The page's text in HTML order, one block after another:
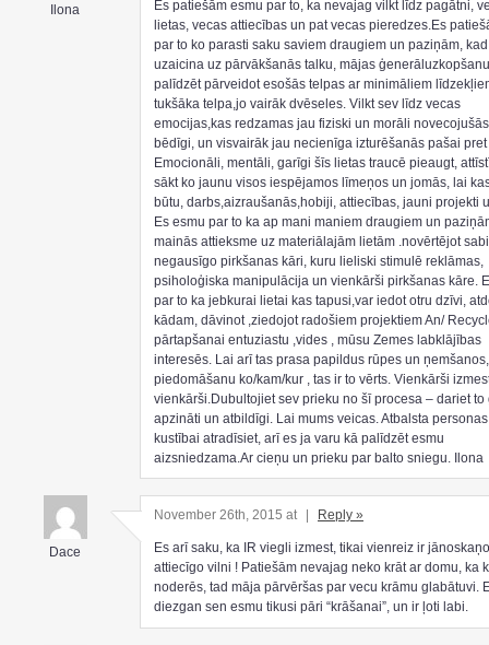
Ilona
Es patiešām esmu par to, ka nevajag vilkt līdz pagātni,
lietas, vecas attiecības un pat vecas pieredzes.Es
par to ko parasti saku saviem draugiem un paziņām,
uzaicina uz pārvākšanās talku, mājas
palīdzēt pārveidot esošās telpas ar minimāliem
tukšāka telpa,jo vairāk dvēseles. Vilkt sev līdz vecas
emocijas,kas redzamas jau fiziski un morāli
bēdīgi, un visvairāk jau necienīga izturēšanās pašai pret
Emocionāli, mentāli, garīgi šīs lietas traucē pieaugt,
sākt ko jaunu visos iespējamos līmeņos un jomās, lai
būtu, darbs,aizraušanās,hobiji, attiecības, jauni projekti
Es esmu par to ka ap mani maniem draugiem un
mainās attieksme uz materiālajām lietām .novērtējot
negausīgo pirkšanas kāri, kuru lieliski stimulē reklāmas,
psiholoģiska manipulācija un vienkārši pirkšanas kāre.
par to ka jebkurai lietai kas tapusi,var iedot otru dzīvi,
kādam, dāvinot ,ziedojot radošiem projektiem An/
pārtapšanai entuziastu ,vides , mūsu Zemes labklājības
interesēs. Lai arī tas prasa papildus rūpes un
piedomāšanu ko/kam/kur , tas ir to vērts. Vienkārši
vienkārši.Dubultojiet sev prieku no šī procesa – dariet to
apzināti un atbildīgi. Lai mums veicas. Atbalsta
kustībai atradīsiet, arī es ja varu kā palīdzēt esmu
aizsniedzama.Ar cieņu un prieku par balto sniegu. Ilona
Dace
November 26th, 2015 at Reply »
Es arī saku, ka IR viegli izmest, tikai vienreiz ir
attiecīgo vilni ! Patiešām nevajag neko krāt ar domu, ka
noderēs, tad māja pārvēršas par vecu krāmu glabātuvi.
diezgan sen esmu tikusi pāri “krāšanai”, un ir ļoti labi.